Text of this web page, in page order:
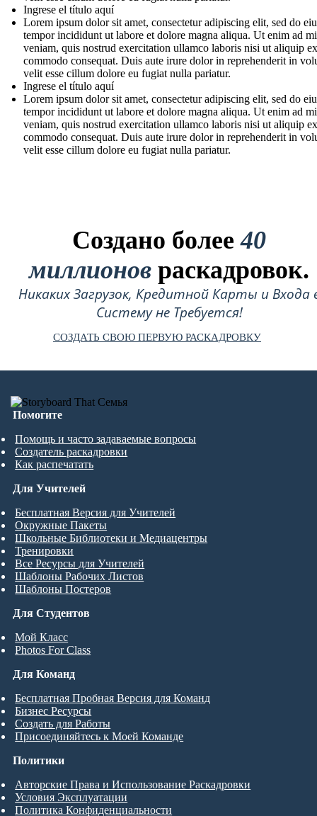
Ingrese el título aquí
Lorem ipsum dolor sit amet, consectetur adipiscing elit, sed do
tempor incididunt ut labore et dolore magna aliqua. Ut enim ad
veniam, quis nostrud exercitation ullamco laboris nisi ut aliquip
commodo consequat. Duis aute irure dolor in reprehenderit in
velit esse cillum dolore eu fugiat nulla pariatur.
Ingrese el título aquí
Lorem ipsum dolor sit amet, consectetur adipiscing elit, sed do
tempor incididunt ut labore et dolore magna aliqua. Ut enim ad
veniam, quis nostrud exercitation ullamco laboris nisi ut aliquip
commodo consequat. Duis aute irure dolor in reprehenderit in
velit esse cillum dolore eu fugiat nulla pariatur.
Создано более40
миллионов раскадровок.
Никаких Загрузок, Кредитной Карты и Входа
Систему не Требуется!
СОЗДАТЬ СВОЮ ПЕРВУЮ РАСКАДРОВКУ
Помогите
Помощь и часто задаваемые вопросы
Создатель раскадровки
Как распечатать
Для Студентов
Мой Класс
Photos For Class
Для Учителей
Бесплатная Версия для Учителей
Окружные Пакеты
Школьные Библиотеки и Медиацентры
Тренировки
Все Ресурсы для Учителей
Шаблоны Рабочих Листов
Шаблоны Постеров
Для Команд
Бесплатная Пробная Версия для Команд
Бизнес Ресурсы
Создать для Работы
Присоединяйтесь к Моей Команде
Политики
Авторские Права и Использование Раскадровки
Условия Эксплуатации
Политика Конфиденциальности